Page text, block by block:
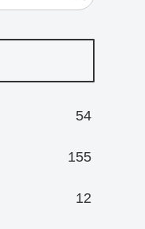
54
155
12